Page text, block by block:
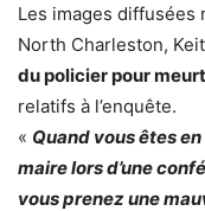
Les images diffusées
North Charleston,
du policier pour
relatifs à l’enquête.
« Quand vous êtes
maire lors d’une
vous prenez une